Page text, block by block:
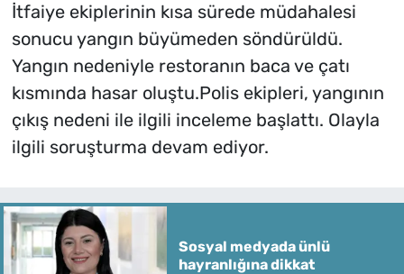
İtfaiye ekiplerinin kısa sürede müdahalesi
sonucu yangın büyümeden söndürüldü.
Yangın nedeniyle restoranın baca ve çatı
kısmında hasar oluştu.Polis ekipleri, yangının
çıkış nedeni ile ilgili inceleme başlattı. Olayla
ilgili soruşturma devam ediyor.
Sosyal medyada ünlü
hayranlığına dikkat